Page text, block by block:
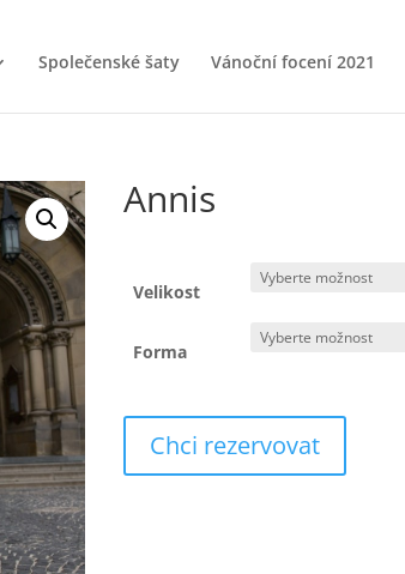
Společenské šaty Vánoční focení 2021
Annis
Velikost
Forma
Chci rezervovat